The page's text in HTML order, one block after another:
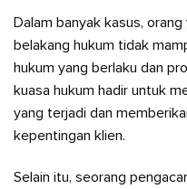
Dalam banyak kasus,
belakang hukum tidak
hukum yang berlaku dan
kuasa hukum hadir untuk
yang terjadi dan
kepentingan klien.
Selain itu, seorang